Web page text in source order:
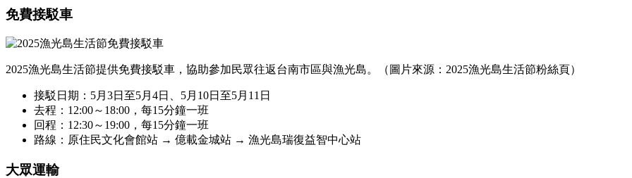
免費接駁車
2025漁光島生活節提供免費接駁車，協助參加民眾往返台南市區與漁光島。（圖片來源：2025漁光島生活節粉絲頁）
接駁日期：5月3日至5月4日、5月10日至5月11日
去程：12:00～18:00，每15分鐘一班
回程：12:30～19:00，每15分鐘一班
路線：原住民文化會館站 → 億載金城站 → 漁光島瑞復益智中心站
大眾運輸